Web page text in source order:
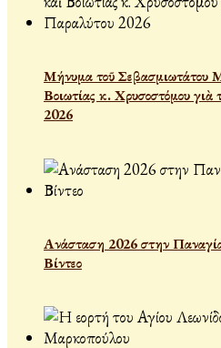
Μήνυμα τοῦ Σεβασμιωτάτου
Βοιωτίας κ. Χρυσοστόμου
2026
Ανάσταση 2026 στην
Βίντεο